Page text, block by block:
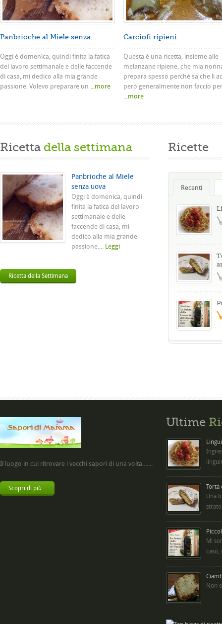
Panbrioche al Miele senza...
Oggi è domenica, quindi finita la fatica
del lavoro settimanale e delle faccende
di casa, mi dedico alla mia grande
passione. Volevo preparare un ...more
Carciofi ripieni
Questa è una ricetta, insieme alle
melanzane ripiene, che mia
prepara spesso perché sa che li
però generalmente non faccio
...more
Ricetta della settimana
Panbrioche al Miele
senza uova
Oggi è domenica, quindi
finita la fatica del lavoro
settimanale e delle
faccende di casa, mi
dedico alla mia grande
passione.... Leggi
Ricetta della Settimana
Ricette
Recenti
Il luogo in cui ritrovare i vecchi sapori di una volta.......
Scopri di più...
Ultime
Torta
Una
Mi
caso,
Non